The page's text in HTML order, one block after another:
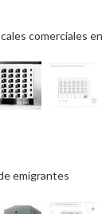
comerciales
emigrantes